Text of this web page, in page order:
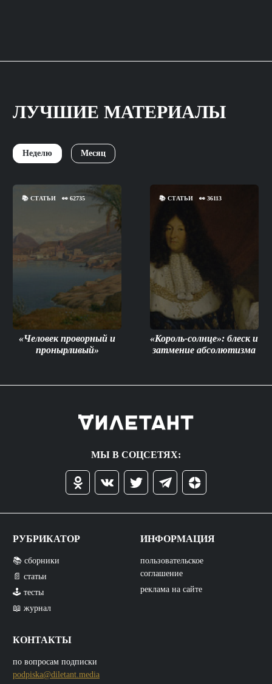
ЛУЧШИЕ МАТЕРИАЛЫ
Неделю Месяц
📚 СТАТЬИ 👀 62735
«Человек проворный и
пронырливый»
📚СТАТЬИ 👀36113
«Король-солнце»: блеск и
затмение абсолютизма
МЫ В СОЦСЕТЯХ:
РУБРИКАТОР
📚 сборники
📄 статьи
🕹️ тесты
📖 журнал
КОНТАКТЫ
по вопросам подписки
podpiska@diletant.media
ИНФОРМАЦИЯ
пользовательское
соглашение
реклама на сайте